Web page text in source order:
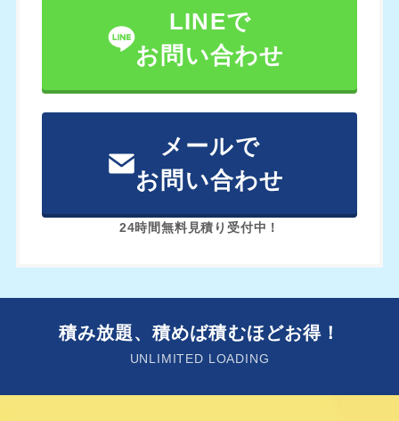
LINEで
お問い合わせ
メールで
お問い合わせ
24時間無料見積り受付中！
積み放題、積めば積むほどお得！
UNLIMITED LOADING